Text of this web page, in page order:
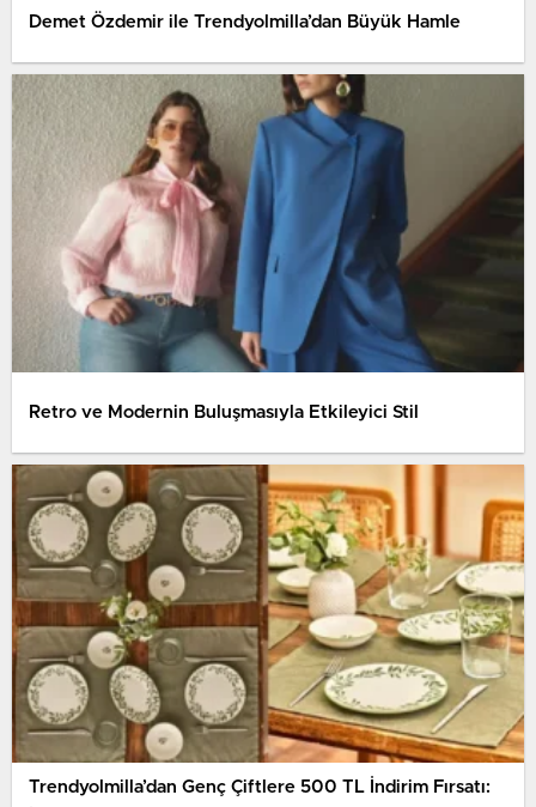
Demet Özdemir ile Trendyolmilla’dan Büyük Hamle
Retro ve Modernin Buluşmasıyla Etkileyici Stil
Trendyolmilla’dan Genç Çiftlere 500 TL İndirim Fırsatı: